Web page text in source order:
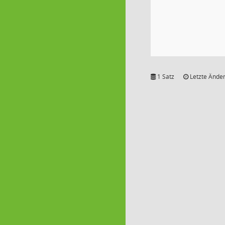
1 Satz Letzte